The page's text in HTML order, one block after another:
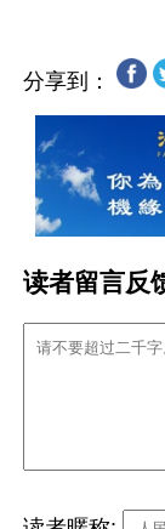
分享到：
读者留言反